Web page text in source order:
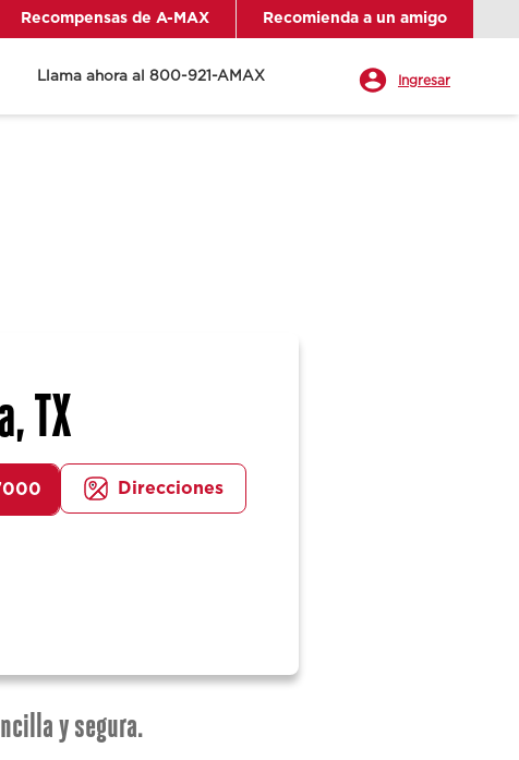
Recompensas de A-MAX Recomienda a un amigo
Llama ahora al 800-921-AMAX Ingresar
TX
Direcciones
y segura.